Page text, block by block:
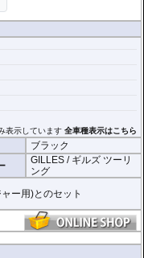
ります。
表示しています全車種表示はこちら
ブラック
GILLES / ギルズ ツーリ
ング
ー用)とのセット